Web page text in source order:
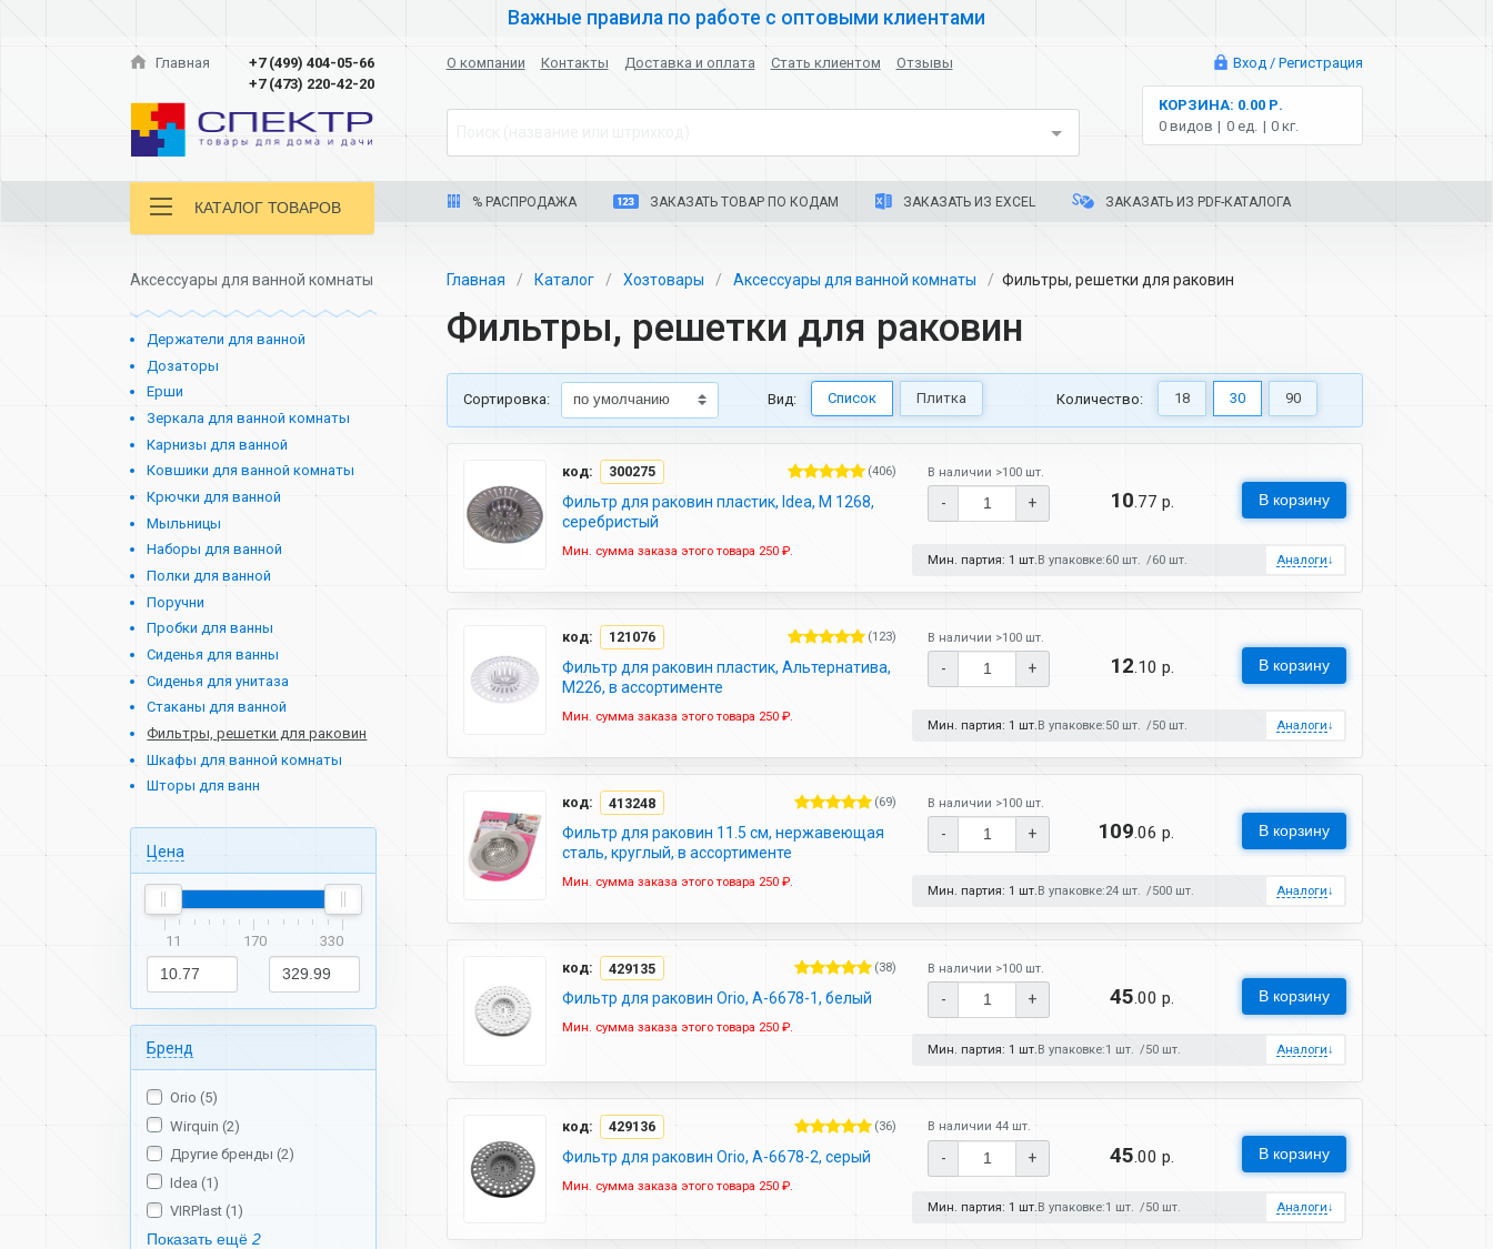
Важные правила по работе с оптовыми клиентами
Главная
+7 (499) 404-05-66
+7 (473) 220-42-20
О компании Контакты Доставка и оплата Стать клиентом Отзывы Вход / Регистрация
КОРЗИНА: 0.00 Р.
0 видов
0 ед. 0 кг.
КАТАЛОГ ТОВАРОВ % РАСПРОДАЖА ЗАКАЗАТЬ ТОВАР ПО КОДАМ ЗАКАЗАТЬ ИЗ EXCEL ЗАКАЗАТЬ ИЗ PDF-КАТАЛОГА
Аксессуары для ванной комнаты
Держатели для ванной
Дозаторы
Ерши
Зеркала для ванной комнаты
Карнизы для ванной
Ковшики для ванной комнаты
Крючки для ванной
Мыльницы
Наборы для ванной
Полки для ванной
Поручни
Пробки для ванны
Сиденья для ванны
Сиденья для унитаза
Стаканы для ванной
Фильтры, решетки для раковин
Шкафы для ванной комнаты
Шторы для ванн
Цена
11 170 330
Бренд
Orio (5)
Wirquin (2)
Другие бренды (2)
Idea (1)
VIRPlast (1)
Показать ещё 2
Главная Каталог Хозтовары Аксессуары для ванной комнаты Фильтры, решетки для раковин
Фильтры, решетки для раковин
Cортировка: Вид: Список Плитка Количество: 18 30 90
код: 300275 (406)
Фильтр для раковин пластик, Idea, М 1268,
серебристый
Мин. сумма заказа этого товара 250 ₽.
В наличии >100 шт.
- + 10.77 р. В корзину
Мин. партия: 1 шт. В упаковке:60 шт. 60 шт. Аналоги↓
код: 121076 (123)
Фильтр для раковин пластик, Альтернатива,
М226, в ассортименте
Мин. сумма заказа этого товара 250 ₽.
В наличии >100 шт.
- + 12.10 р. В корзину
Мин. партия: 1 шт. В упаковке:50 шт. 50 шт. Аналоги↓
код: 413248 (69)
Фильтр для раковин 11.5 см, нержавеющая
сталь, круглый, в ассортименте
Мин. сумма заказа этого товара 250 ₽.
В наличии >100 шт.
- + 109.06 р. В корзину
Мин. партия: 1 шт. В упаковке:24 шт. 500 шт. Аналоги↓
код: 429135 (38)
Фильтр для раковин Orio, А-6678-1, белый
Мин. сумма заказа этого товара 250 ₽.
В наличии >100 шт.
- + 45.00 р. В корзину
Мин. партия: 1 шт.В упаковке:1 шт. 50 шт. Аналоги↓
код: 429136 (36)
Фильтр для раковин Orio, А-6678-2, серый
Мин. сумма заказа этого товара 250 ₽.
В наличии 44 шт.
- + 45.00 р. В корзину
Мин. партия: 1 шт. В упаковке:1 шт. 50 шт. Аналоги↓